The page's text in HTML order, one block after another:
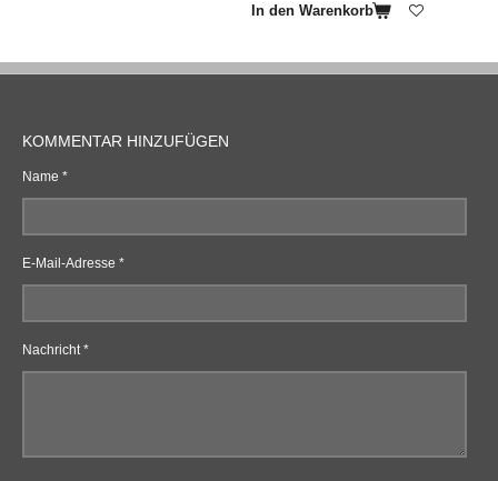
In den Warenkorb
KOMMENTAR HINZUFÜGEN
Name *
E-Mail-Adresse *
Nachricht *